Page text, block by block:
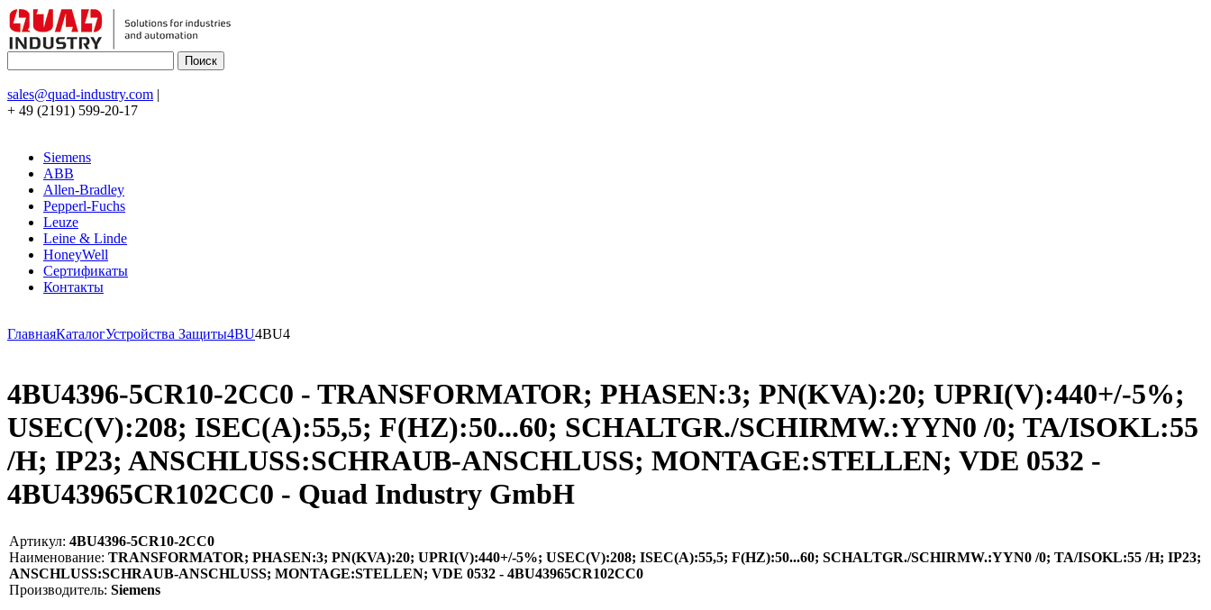
sales@quad-industry.com |
+ 49 (2191) 599-20-17
Siemens
ABB
Allen-Bradley
Pepperl-Fuchs
Leuze
Leine & Linde
HoneyWell
Сертификаты
Контакты
ГлавнаяКаталогУстройства Защиты4BU4BU4
4BU4396-5CR10-2CC0 - TRANSFORMATOR; PHASEN:3; PN(KVA):20; UPRI(V):440+/-5%;
USEC(V):208; ISEC(A):55,5; F(HZ):50...60; SCHALTGR./SCHIRMW.:YYN0 /0; TA/ISOKL:55
/H; IP23; ANSCHLUSS:SCHRAUB-ANSCHLUSS; MONTAGE:STELLEN; VDE 0532 -
4BU43965CR102CC0 - Quad Industry GmbH
Артикул: 4BU4396-5CR10-2CC0
Наименование: TRANSFORMATOR; PHASEN:3; PN(KVA):20; UPRI(V):440+/-5%; USEC(V):208; ISEC(A):55,5; F(HZ):50...60; SCHALTGR./SCHIRMW.:YYN0 /0; TA/ISOKL:55 /H; IP23;
ANSCHLUSS:SCHRAUB-ANSCHLUSS; MONTAGE:STELLEN; VDE 0532 - 4BU43965CR102CC0
Производитель: Siemens